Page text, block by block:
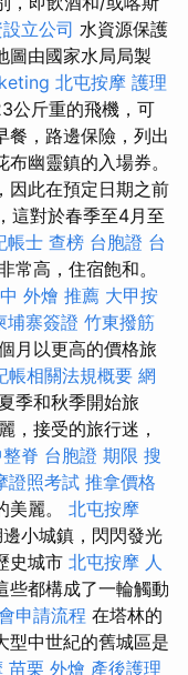
立公司 水資源保護
圖由國家水局局製
北屯按摩 護理
公斤重的飛機，可
餐，路邊保險，列出
幽靈鎮的入場券。
因此在預定日期之前
這對於春季至4月至
帳士 查榜 台胞證 台
常高，住宿飽和。
外燴 推薦 大甲按
埔寨簽證 竹東撥筋
月以更高的價格旅
帳相關法規概要 網
季和秋季開始旅
，接受的旅行迷，
脊 台胞證 期限 搜
證照考試 推拿價格
美麗。 北屯按摩
小城鎮，閃閃發光
史城市 北屯按摩 人
些都構成了一輪觸動
申請流程 在塔林的
型中世紀的舊城區是
苗栗 外燴 產後護理